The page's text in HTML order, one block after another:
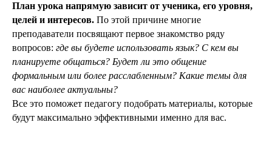
План урока напрямую зависит от ученика, его уровня,
целей и интересов. По этой причине многие
преподаватели посвящают первое знакомство ряду
вопросов: где вы будете использовать язык? С кем вы
планируете общаться? Будет ли это общение
формальным или более расслабленным? Какие темы для
вас наиболее актуальны?
Все это поможет педагогу подобрать материалы, которые
будут максимально эффективными именно для вас.